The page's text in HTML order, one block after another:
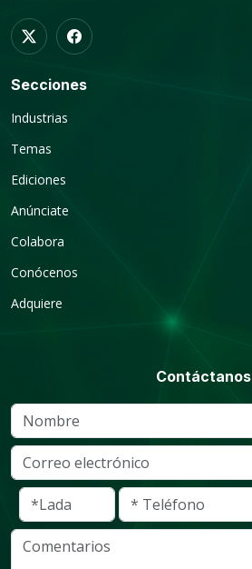
Secciones
Industrias
Temas
Ediciones
Anúnciate
Colabora
Conócenos
Adquiere
Contáctanos